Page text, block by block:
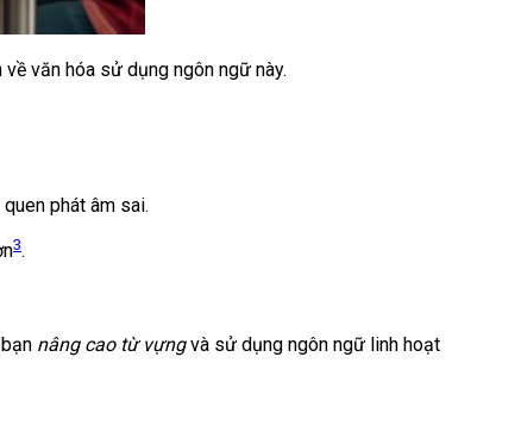
về văn hóa sử dụng ngôn ngữ này.
phát âm sai.
3.
nâng cao từ vựngvà sử dụng ngôn ngữ linh hoạt